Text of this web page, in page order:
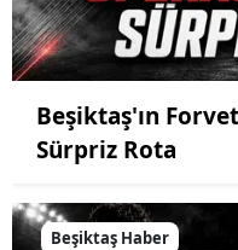
Beşiktaş'ın
Sürpriz Rota
Beşiktaş Haber